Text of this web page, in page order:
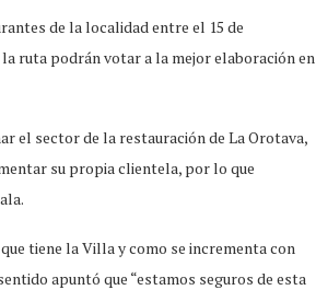
de la localidad entre el 15 de
ruta podrán votar a la mejor elaboración en
el sector de la restauración de La Orotava,
su propia clientela, por lo que
tiene la Villa y como se incrementa con
apuntó que “estamos seguros de esta